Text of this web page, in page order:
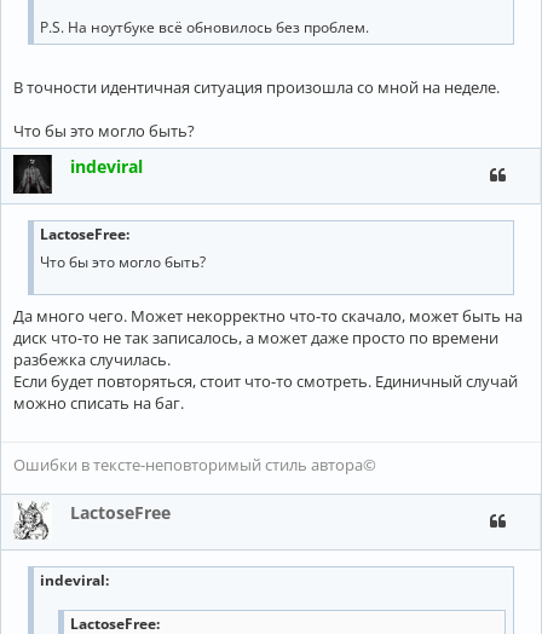
P.S. На ноутбуке всё обновилось без проблем.
В точности идентичная ситуация произошла со мной на неделе.
Что бы это могло быть?
indeviral
LactoseFree:
Что бы это могло быть?
Да много чего. Может некорректно что-то скачало, может быть на
диск что-то не так записалось, а может даже просто по времени
разбежка случилась.
Если будет повторяться, стоит что-то смотреть. Единичный случай
можно списать на баг.
Ошибки в тексте-неповторимый стиль автора©
LactoseFree
indeviral:
LactoseFree: